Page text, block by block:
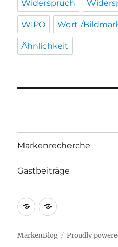
Widerspruch
WIPO Wort-/
Ähnlichkeit
Markenrecherche
Gastbeiträge
Markenrecherche
Gastbeiträge
MarkenBlog Proudly